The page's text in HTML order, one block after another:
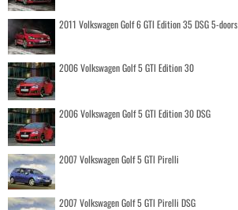
2011 Volkswagen Golf 6 GTI Edition 35 DSG 5-doors
2006 Volkswagen Golf 5 GTI Edition 30
2006 Volkswagen Golf 5 GTI Edition 30 DSG
2007 Volkswagen Golf 5 GTI Pirelli
2007 Volkswagen Golf 5 GTI Pirelli DSG